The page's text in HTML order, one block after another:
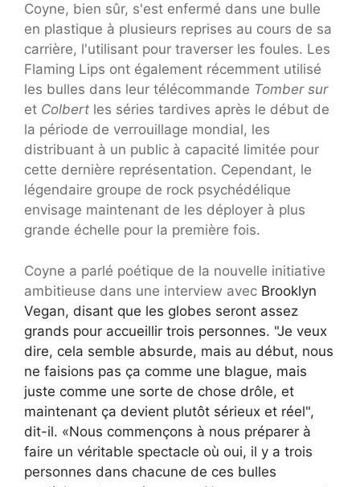
Coyne, bien sûr, s'est enfermé dans une bulle
en plastique à plusieurs reprises au cours de sa
carrière, l'utilisant pour traverser les foules. Les
Flaming Lips ont également récemment utilisé
les bulles dans leur télécommande Tomber sur
et Colbert les séries tardives après le début de
la période de verrouillage mondial, les
distribuant à un public à capacité limitée pour
cette dernière représentation. Cependant, le
légendaire groupe de rock psychédélique
envisage maintenant de les déployer à plus
grande échelle pour la première fois.
Coyne a parlé poétique de la nouvelle initiative
ambitieuse dans une interview avec Brooklyn
Vegan, disant que les globes seront assez
grands pour accueillir trois personnes. "Je veux
dire, cela semble absurde, mais au début, nous
ne faisions pas ça comme une blague, mais
juste comme une sorte de chose drôle, et
maintenant ça devient plutôt sérieux et réel",
dit-il. «Nous commençons à nous préparer à
faire un véritable spectacle où oui, il y a trois
personnes dans chacune de ces bulles